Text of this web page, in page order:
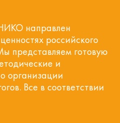
направлен
российского
представляем готовую
и
организации
Все в соответствии